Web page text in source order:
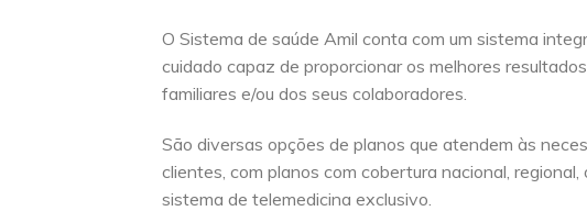
O Sistema de saúde Amil conta com um sistema
cuidado capaz de proporcionar os melhores
familiares e/ou dos seus colaboradores.
São diversas opções de planos que atendem às
clientes, com planos com cobertura nacional,
sistema de telemedicina exclusivo.